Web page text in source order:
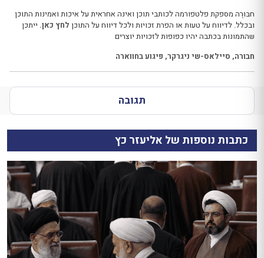
חבּוּרֶה מספקת פלטפורמה לכותבי תוכן ואינה אחראית על איכות ואמינות התוכן
ובכלל. לדיווח על טעות או הפרת זכויות ולכל דיווח על התוכן לחץ כאן. ייתכן
שהתמונות בכתבה יהיו כפופות לזכויות יוצרים
חבורה, סיילאס-שי ניגרקר, פיגוע בחווארה
תגובה
כתבות נוספות של אליעזר כץ